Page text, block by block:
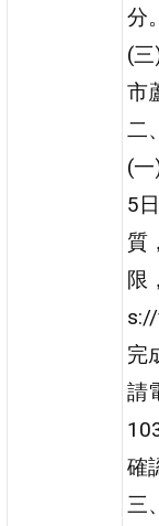
分。
(
市
二
(
5
質
限
完
請
確
三